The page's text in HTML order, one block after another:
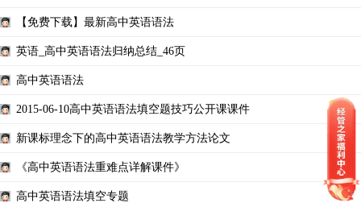
【免费下载】最新高中英语语法
英语_高中英语语法归纳总结_46页
高中英语语法
2015-06-10高中英语语法填空题技巧公开课课件
新课标理念下的高中英语语法教学方法论文
《高中英语语法重难点详解课件》
高中英语语法填空专题